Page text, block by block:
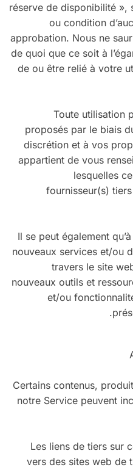
réserve de disponibilité »,
ou condition
approbation. Nous ne
de quoi que ce soit à
de ou être relié à votre
Toute utilisation
proposés par le biais
discrétion et à vos
appartient de vous
lesquelles
fournisseur(s)
Il se peut également
nouveaux services et/ou
travers le site
nouveaux outils et
et/ou
Certains contenus,
notre Service peuvent
Les liens de tiers sur
vers des sites web de